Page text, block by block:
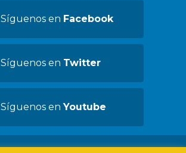
Síguenos en Facebook
Síguenos en Twitter
Síguenos enYoutube